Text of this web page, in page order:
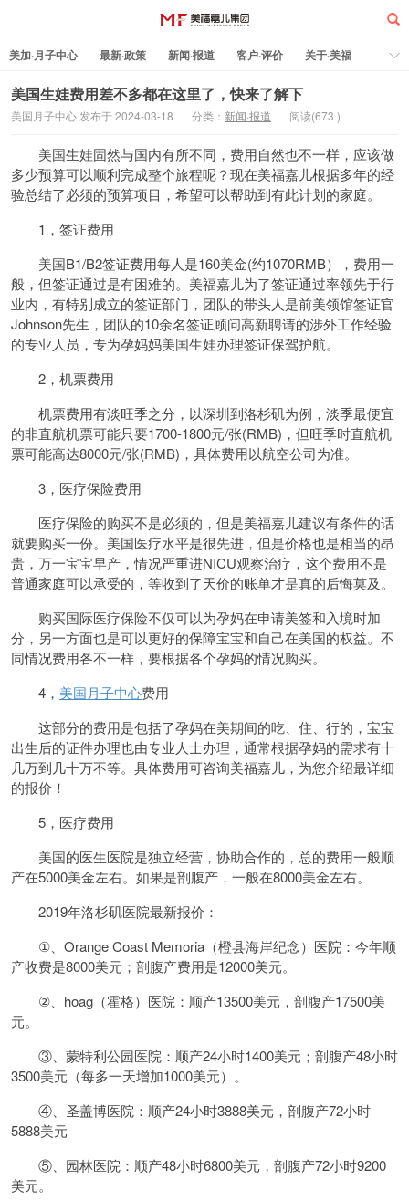
美福嘉儿
美加·月子中心 最新·政策 新闻·报道 客户·评价
关于·美福
热门·文章
所有·文章 孕妈科普 标签云
美国生娃费用差不多都在这里了，快来了解下
美国月子中心 发布于 2024-03-18 分类： 新闻·报道 阅读(673 )
美国生娃固然与国内有所不同，费用自然也不一样，应该做
多少预算可以顺利完成整个旅程呢？现在美福嘉儿根据多年的经
验总结了必须的预算项目，希望可以帮助到有此计划的家庭。
1，签证费用
美国B1/B2签证费用每人是160美金(约1070RMB），费用一
般，但签证通过是有困难的。美福嘉儿为了签证通过率领先于行
业内，有特别成立的签证部门，团队的带头人是前美领馆签证官
Johnson先生，团队的10余名签证顾问高新聘请的涉外工作经验
的专业人员，专为孕妈妈美国生娃办理签证保驾护航。
2，机票费用
机票费用有淡旺季之分，以深圳到洛杉矶为例，淡季最便宜
的非直航机票可能只要1700-1800元/张(RMB)，但旺季时直航机
票可能高达8000元/张(RMB)，具体费用以航空公司为准。
3，医疗保险费用
医疗保险的购买不是必须的，但是美福嘉儿建议有条件的话
就要购买一份。美国医疗水平是很先进，但是价格也是相当的昂
贵，万一宝宝早产，情况严重进NICU观察治疗，这个费用不是
普通家庭可以承受的，等收到了天价的账单才是真的后悔莫及。
购买国际医疗保险不仅可以为孕妈在申请美签和入境时加
分，另一方面也是可以更好的保障宝宝和自己在美国的权益。不
同情况费用各不一样，要根据各个孕妈的情况购买。
4， 美国月子中心费用
这部分的费用是包括了孕妈在美期间的吃、住、行的，宝宝
出生后的证件办理也由专业人士办理，通常根据孕妈的需求有十
几万到几十万不等。具体费用可咨询美福嘉儿，为您介绍最详细
的报价！
5，医疗费用
美国的医生医院是独立经营，协助合作的，总的费用一般顺
产在5000美金左右。如果是剖腹产，一般在8000美金左右。
2019年洛杉矶医院最新报价：
①、Orange Coast Memoria（橙县海岸纪念）医院：今年顺
产收费是8000美元；剖腹产费用是12000美元。
②、hoag（霍格）医院：顺产13500美元，剖腹产17500美
元。
③、蒙特利公园医院：顺产24小时1400美元；剖腹产48小时
3500美元（每多一天增加1000美元）。
④、圣盖博医院：顺产24小时3888美元，剖腹产72小时
5888美元
⑤、园林医院：顺产48小时6800美元，剖腹产72小时9200
美元。